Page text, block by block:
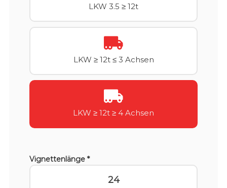
LKW 3.5 ≥ 12t
LKW ≥ 12t ≤ 3 Achsen
LKW ≥ 12t ≥ 4 Achsen
Vignettenlänge *
24